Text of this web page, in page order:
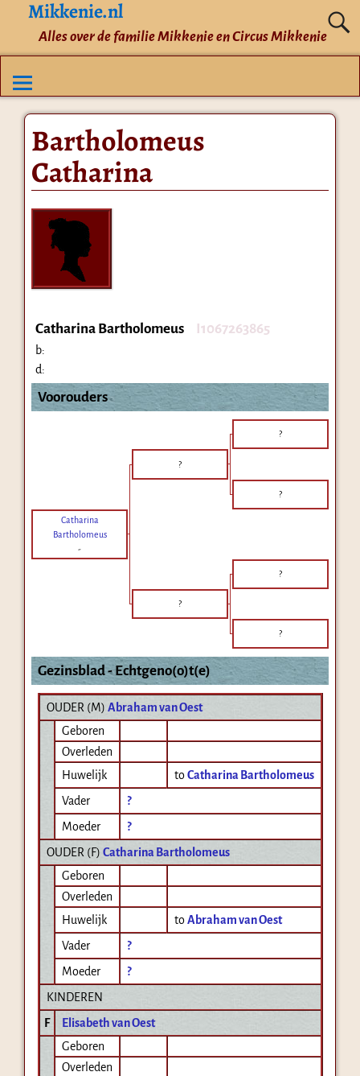
Mikkenie.nl
Alles over de familie Mikkenie en Circus Mikkenie
Bartholomeus
Catharina
Catharina Bartholomeus I1067263865
b:
d:
Voorouders
?
?
?
Catharina
Bartholomeus
-
?
?
?
Gezinsblad - Echtgeno(o)t(e)
OUDER (M) Abraham van Oest
Geboren
Overleden
Huwelijk
toCatharina Bartholomeus
Vader
?
Moeder
?
OUDER (F) Catharina Bartholomeus
Geboren
Overleden
Huwelijk
toAbraham van Oest
Vader
?
Moeder
?
KINDEREN
F
Elisabeth van Oest
Geboren
Overleden